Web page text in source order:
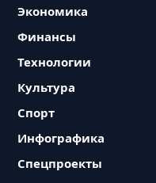
Экономика
Финансы
Технологии
Культура
Спорт
Инфографика
Спецпроекты